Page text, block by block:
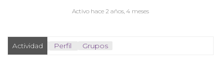
Activo hace 2 años, 4 meses
Actividad Perfil Grupos